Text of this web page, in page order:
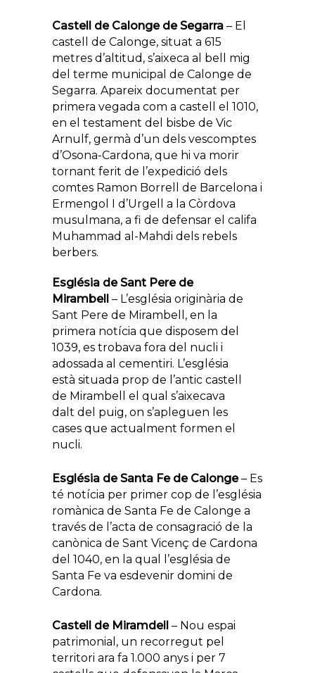
Castell de Calonge de Segarra – El
castell de Calonge, situat a 615
metres d’altitud, s’aixeca al bell mig
del terme municipal de Calonge de
Segarra. Apareix documentat per
primera vegada com a castell el 1010,
en el testament del bisbe de Vic
Arnulf, germà d’un dels vescomptes
d’Osona-Cardona, que hi va morir
tornant ferit de l’expedició dels
comtes Ramon Borrell de Barcelona i
Ermengol I d’Urgell a la Còrdova
musulmana, a fi de defensar el califa
Muhammad al-Mahdi dels rebels
berbers.
Església de Sant Pere de
Mirambell – L’església originària de
Sant Pere de Mirambell, en la
primera notícia que disposem del
1039, es trobava fora del nucli i
adossada al cementiri. L’església
està situada prop de l’antic castell
de Mirambell el qual s’aixecava
dalt del puig, on s’apleguen les
cases que actualment formen el
nucli.
Església de Santa Fe de Calonge– Es
té notícia per primer cop de l’església
romànica de Santa Fe de Calonge a
través de l’acta de consagració de la
canònica de Sant Vicenç de Cardona
del 1040, en la qual l’església de
Santa Fe va esdevenir domini de
Cardona.
Castell de Miramdell – Nou espai
patrimonial, un recorregut pel
territori ara fa 1.000 anys i per 7